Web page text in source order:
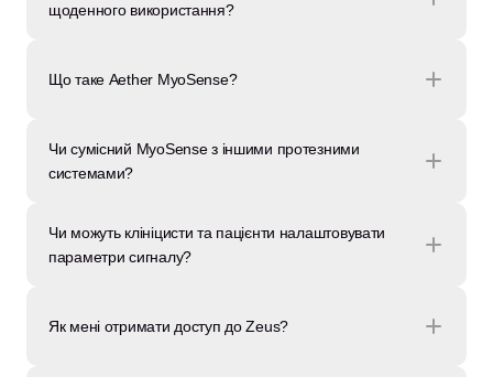
щоденного використання?
Що таке Aether MyoSense?
Чи сумісний MyoSense з іншими протезними
системами?
Чи можуть клініцисти та пацієнти налаштовувати
параметри сигналу?
Як мені отримати доступ до Zeus?